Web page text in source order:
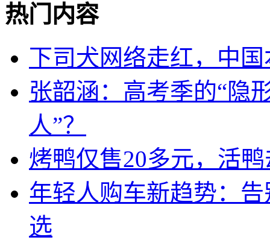
热门内容
下司犬网络走红，中
张韶涵：高考季的“隐
人”？
烤鸭仅售20多元，活
年轻人购车新趋势：
选